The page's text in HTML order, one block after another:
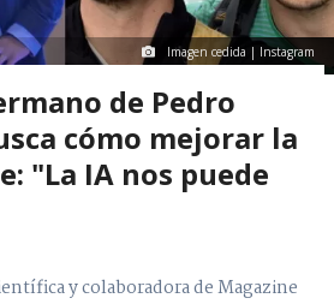
Imagen cedida | Instagram
de Pedro
cómo mejorar la
"La IA nos puede
y colaboradora de Magazine